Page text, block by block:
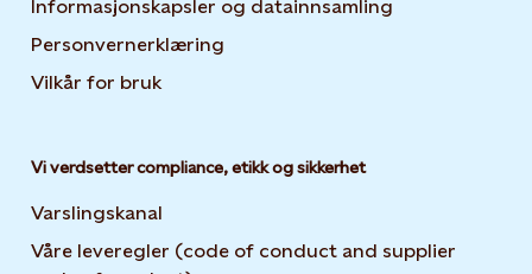
Informasjonskapsler og datainnsamling
Personvernerklæring
Vilkår for bruk
Vi verdsetter compliance, etikk og sikkerhet
Varslingskanal
Våre leveregler (code of conduct and supplier